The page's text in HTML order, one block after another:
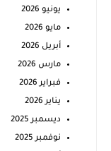
يونيو 2026
مايو 2026
أبريل 2026
مارس 2026
فبراير 2026
يناير 2026
ديسمبر 2025
نوفمبر 2025